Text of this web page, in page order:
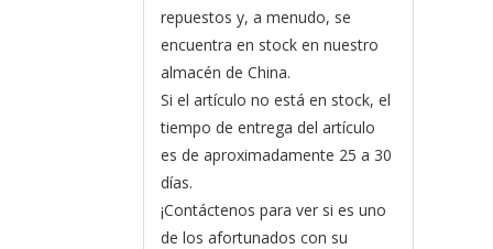
repuestos y, a menudo, se
encuentra en stock en nuestro
almacén de China.
Si el artículo no está en stock, el
tiempo de entrega del artículo
es de aproximadamente 25 a 30
días.
¡Contáctenos para ver si es uno
de los afortunados con su